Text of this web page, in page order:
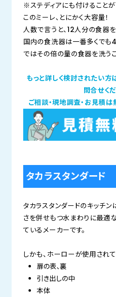
※ステディアにも付けることが
このミーレ、とにかく大容量！
人数で言うと、12人分の食器を
国内の食洗器は一番多くでも
ではその倍の量の食器を洗う
もっと詳しく検討されたい方
問合せくだ
ご相談・現地調査・お見積
タカラスタンダード
タカラスタンダードのキッチ
さを併せもつ水まわりに最適
ているメーカーです。
しかも、ホーローが使用され
扉の表、裏
引き出しの中
本体